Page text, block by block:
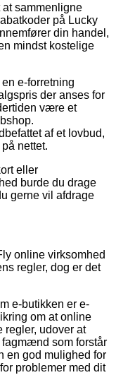
sammenligne
på Lucky
din handel,
mindst kostelige
e-forretning
der anses for
være et
af et lovbud,
nettet.
eller
burde du drage
gerne vil afdrage
online virksomhed
regler, dog er det
e-butikken er e-
om at online
regler, udover at
som forstår
en god mulighed for
problemer med dit